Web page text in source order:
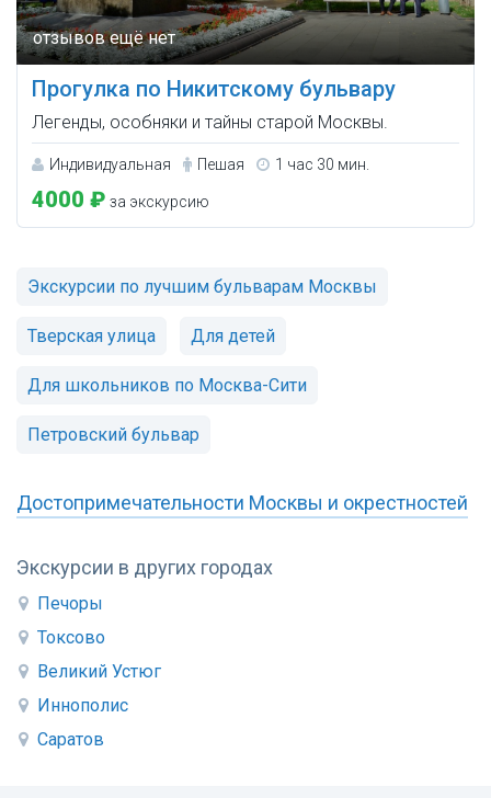
Экскурсии в других городах
Печоры
Токсово
Великий Устюг
Иннополис
Саратов
Прогулка по Никитскому бульвару
Легенды, особняки и тайны старой Москвы.
Индивидуальная Пешая 1 час 30 мин.
4000 ₽ за экскурсию
Экскурсии по лучшим бульварам Москвы
Тверская улица Для детей
Для школьников по Москва-Сити
Петровский бульвар
Достопримечательности Москвы и окрестностей